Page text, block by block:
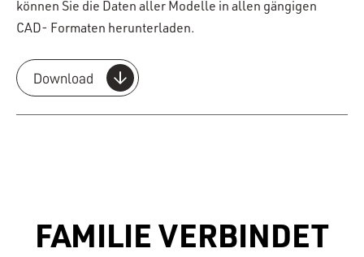
können Sie die Daten aller Modelle in allen gängigen
CAD- Formaten herunterladen.
Download
FAMILIE VERBINDET